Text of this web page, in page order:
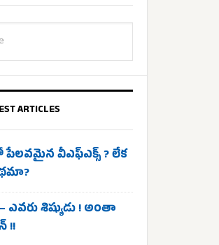
ARTICLES
వీఎఫ్‌ఎక్స్ ? లేక
ఎవరు శిష్యుడు ! అంతా
!!